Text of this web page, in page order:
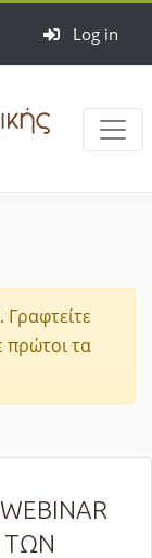
Log in
πρώτοι τα
ΤΩΝ